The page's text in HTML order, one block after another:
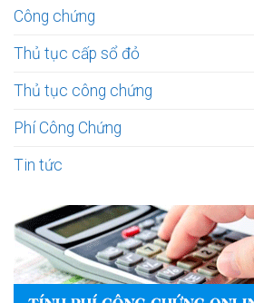
Công chứng
Thủ tục cấp sổ đỏ
Thủ tục công chứng
Phí Công Chứng
Tin tức